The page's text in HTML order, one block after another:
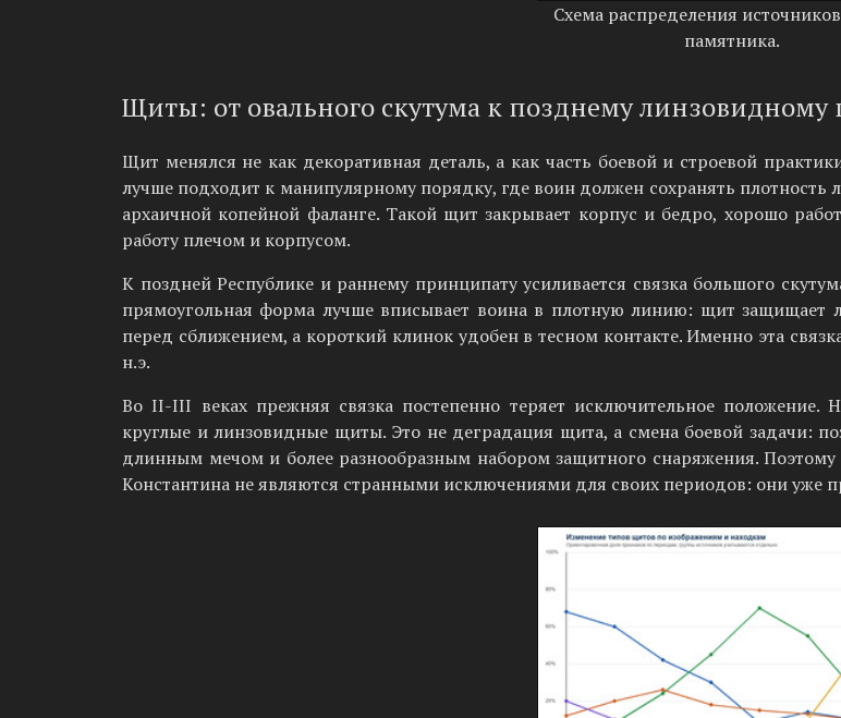
Схема распределения
памятника.
Щиты: от овального скутума к позднему линзовидному
Щит менялся не как декоративная деталь, а как часть боевой и строевой
лучше подходит к манипулярному порядку, где воин должен сохранять
архаичной копейной фаланге. Такой щит закрывает корпус и бедро, хорошо
работу плечом и корпусом.
К поздней Республике и раннему принципату усиливается связка большого
прямоугольная форма лучше вписывает воина в плотную линию: щит защищает
перед сближением, а короткий клинок удобен в тесном контакте. Именно эта
н.э.
Во II-III веках прежняя связка постепенно теряет исключительное положение.
круглые и линзовидные щиты. Это не деградация щита, а смена боевой задачи:
длинным мечом и более разнообразным набором защитного снаряжения.
Константина не являются странными исключениями для своих периодов: они уже